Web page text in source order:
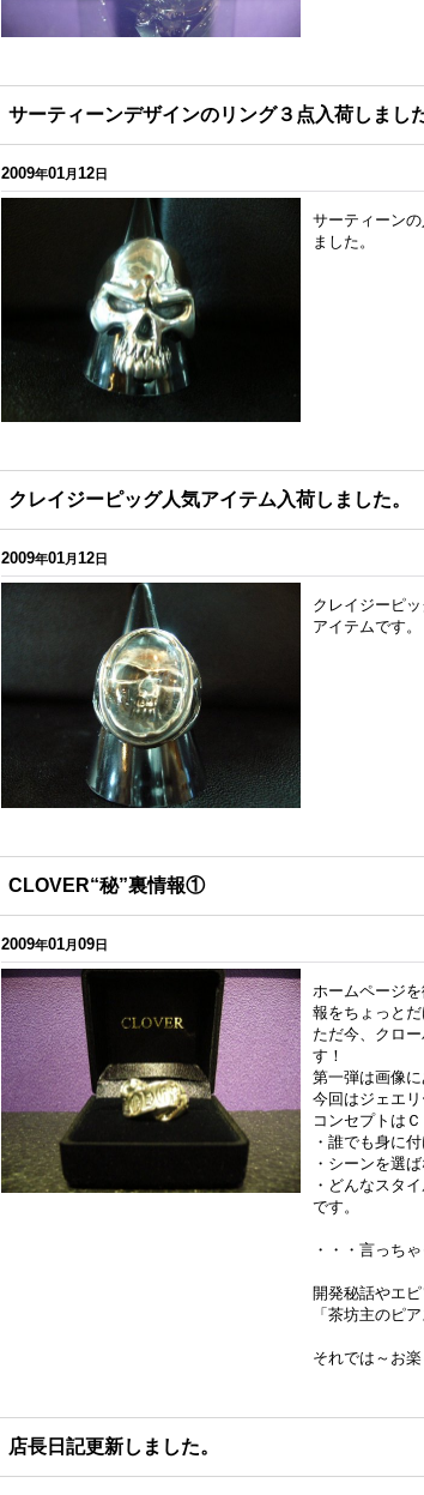
サーティーンデザインのリング３点入荷しました
2009年01月12日
サーティーン
ました。
クレイジーピッグ人気アイテム入荷しました。
2009年01月 12 日
クレイジーピ
アイテムです。
CLOVER“秘”裏情報①
2009年01月09日
ホームページ
報をちょっとだ
ただ今、クロ
す！
第一弾は画像
今回はジェエリ
コンセプトは
・誰でも身に
・シーンを選
・どんなスタ
です。
・・・言っち
開発秘話やエ
「茶坊主のピ
それでは～お
店長日記更新しました。